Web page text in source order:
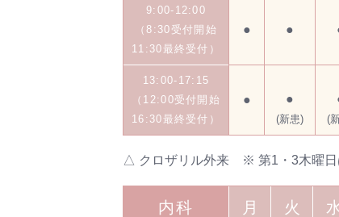
9:00-12:00
（8:30受付開始
11:30最終受付）
● ●
13:00-17:15
（12:00受付開始
16:30最終受付）
● ●
(新患) (
△ クロザリル外来 ※ 第1・3木曜日
内科 月 火